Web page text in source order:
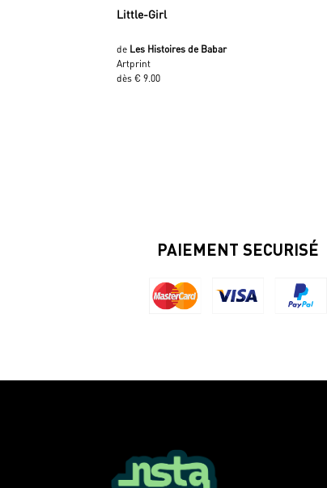
Little-Girl
de Les Histoires de Babar
Artprint
dès € 9.00
PAIEMENT SECURISÉ